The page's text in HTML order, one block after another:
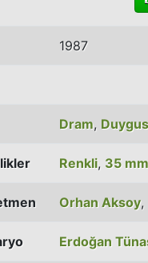
1987
Dram,
Renkli, 35 mm
Orhan Aksoy,
Erdoğan